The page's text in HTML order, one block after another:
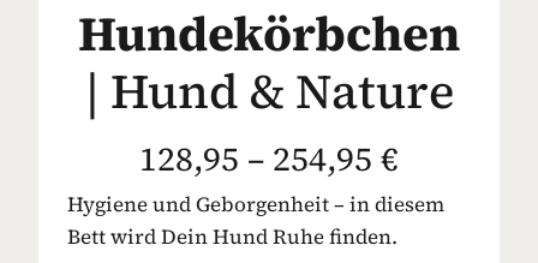
Hundekörbchen
| Hund & Nature
128,95 – 254,95 €
Hygiene und Geborgenheit – in diesem
Bett wird Dein Hund Ruhe finden.